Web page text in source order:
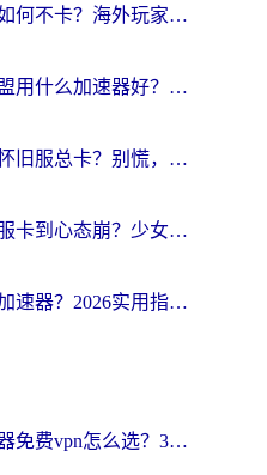
在欧洲打魔兽世界如何不卡？海外玩家的国服游戏加速终极攻略
国外玩国服英雄联盟用什么加速器好？海外党亲测有效的国服游戏加速指南
在非洲玩魔兽世界怀旧服总卡？别慌，这份指南帮你丝滑开荒
海外党必看：玩国服卡到心态崩？少女前线云图计划加速器免费推荐+碧蓝航线足球世界流畅攻略
海外打LOL用哪个加速器？2026实用指南：从延迟到设备适配，一篇解决你的国服游戏痛点
海外党必看：加速器免费vpn怎么选？3步教你无缝访问国内资源